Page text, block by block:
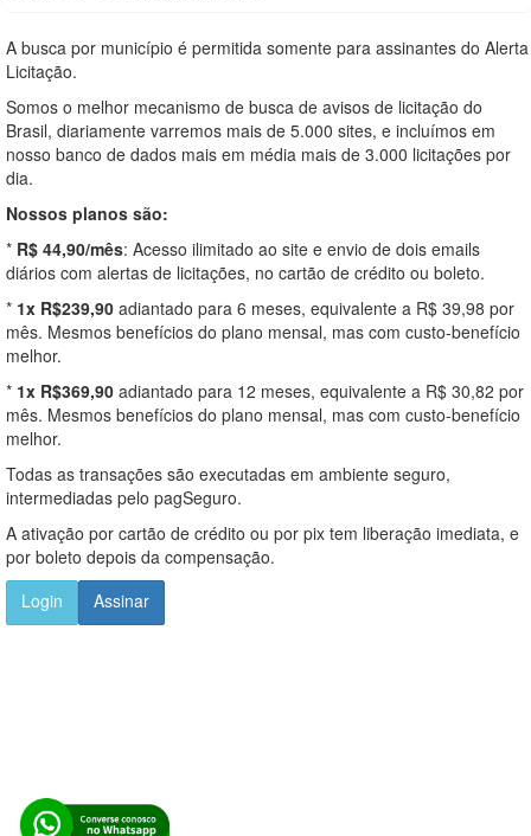
A busca por município é permitida somente para assinantes do Alerta
Licitação.
Somos o melhor mecanismo de busca de avisos de licitação do
Brasil, diariamente varremos mais de 5.000 sites, e incluímos em
nosso banco de dados mais em média mais de 3.000 licitações por
dia.
Nossos planos são:
* R$ 44,90/mês: Acesso ilimitado ao site e envio de dois emails
diários com alertas de licitações, no cartão de crédito ou boleto.
* 1x R$239,90 adiantado para 6 meses, equivalente a R$ 39,98 por
mês. Mesmos benefícios do plano mensal, mas com custo-benefício
melhor.
* 1x R$369,90 adiantado para 12 meses, equivalente a R$ 30,82 por
mês. Mesmos benefícios do plano mensal, mas com custo-benefício
melhor.
Todas as transações são executadas em ambiente seguro,
intermediadas pelo pagSeguro.
A ativação por cartão de crédito ou por pix tem liberação imediata, e
por boleto depois da compensação.
Login
Assinar